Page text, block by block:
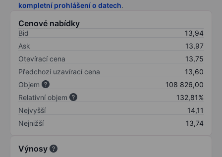
kompletní prohlášení o datech.
Cenové nabídky
Bid
13,94
Ask
13,97
Otevírací cena
13,75
Předchozí uzavírací cena
13,60
Objem
108 826,00
Relativní objem
132,81%
Nejvyšší
14,11
Nejnižší
13,74
Výnosy